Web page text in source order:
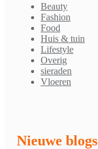
Beauty
Fashion
Food
Huis & tuin
Lifestyle
Overig
sieraden
Vloeren
Nieuwe blogs